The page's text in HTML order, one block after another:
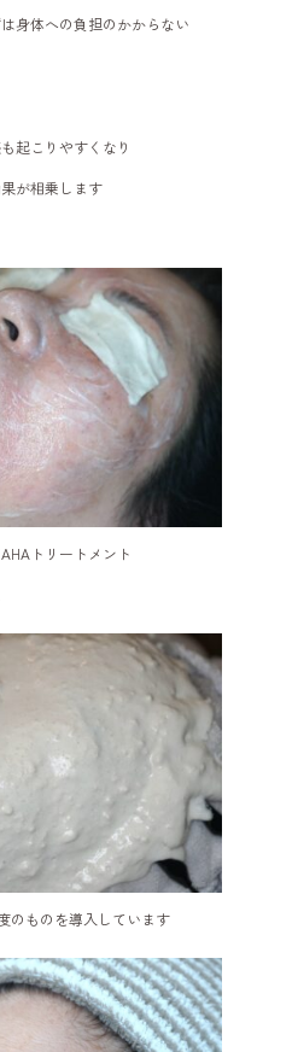
身体への負担のかからない
起こりやすくなり
が相乗します
トリートメント
のものを導入しています